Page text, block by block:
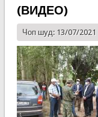
(ВИДЕО)
Чоп шуд: 13/07/2021